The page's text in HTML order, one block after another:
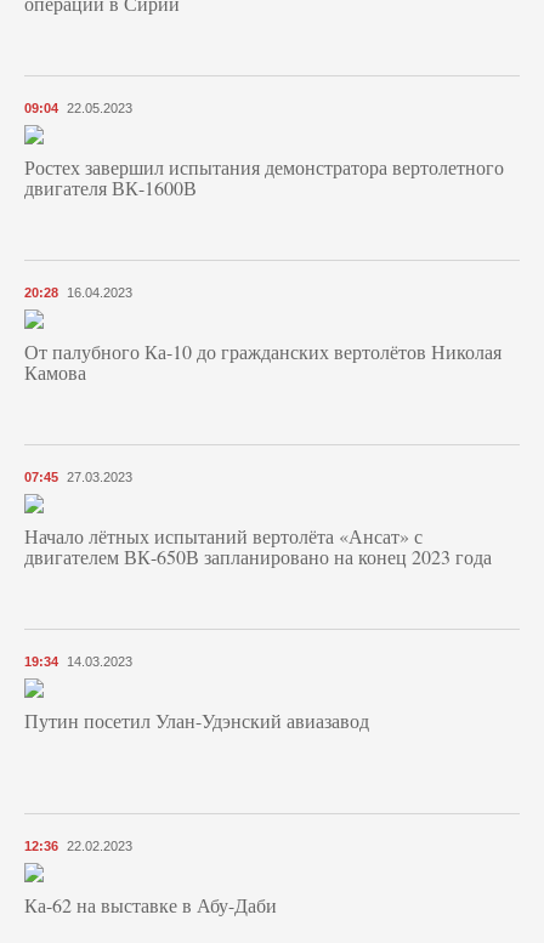
09:04 22.05.2023
Ростех завершил испытания демонстратора вертолетного
двигателя ВК-1600В
20:28 16.04.2023
От палубного Ка-10 до гражданских вертолётов Николая
Камова
07:45 27.03.2023
Начало лётных испытаний вертолёта «Ансат» с
двигателем ВК-650В запланировано на конец 2023 года
19:34 14.03.2023
Путин посетил Улан-Удэнский авиазавод
12:36 22.02.2023
Ка-62 на выставке в Абу-Даби